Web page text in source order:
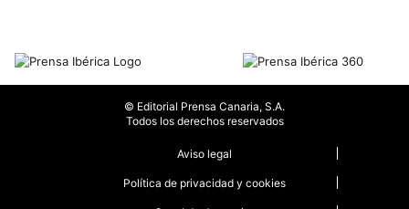
© Editorial Prensa Canaria, S.A.
Todos los derechos reservados
Aviso legal
Política de privacidad y cookies